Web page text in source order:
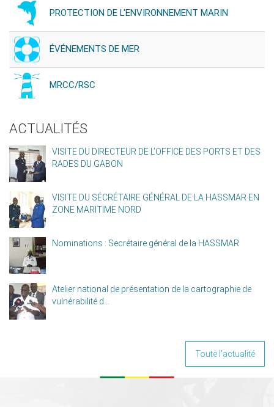
PROTECTION DE L'ENVIRONNEMENT MARIN
ÉVÉNEMENTS DE MER
MRCC/RSC
ACTUALITÉS
VISITE DU DIRECTEUR DE L’OFFICE DES PORTS ET DES
RADES DU GABON
VISITE DU SÉCRÉTAIRE GÉNÉRAL DE LA HASSMAR EN
ZONE MARITIME NORD
Nominations : Secrétaire général de la HASSMAR
Atelier national de présentation de la cartographie de
vulnérabilité d...
Toute l'actualité